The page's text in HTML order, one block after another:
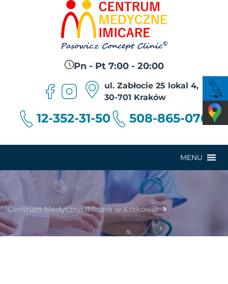
Pn - Pt 7:00 - 20:00
ul. Zabłocie 25 lokal 4,
30-701 Kraków
12-352-31-50 508-865-076
MENU
Centrum Medyczne IMIcare w Krakowie